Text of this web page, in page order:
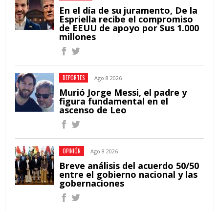
En el día de su juramento, De la
Espriella recibe el compromiso
de EEUU de apoyo por $us 1.000
millones
DEPORTES Ago 8 2026
Murió Jorge Messi, el padre y
figura fundamental en el
ascenso de Leo
OPINIÓN Ago 8 2026
Breve análisis del acuerdo 50/50
entre el gobierno nacional y las
gobernaciones